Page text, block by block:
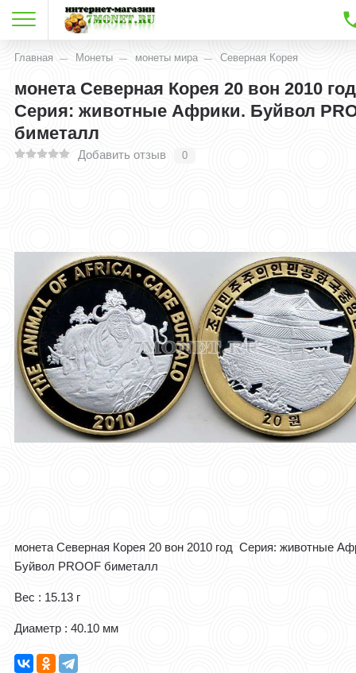
Главная Монеты монеты мира Северная Корея
монета Северная Корея 20 вон 2010 год
Серия: животные Африки. Буйвол
биметалл
Добавить отзыв 0
монета Северная Корея 20 вон 2010 год Серия: животные
Буйвол PROOF биметалл
Вес : 15.13 г
Диаметр : 40.10 мм